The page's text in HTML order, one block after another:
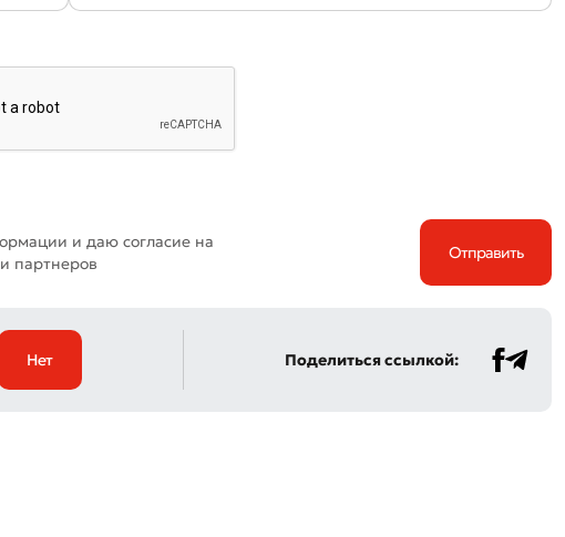
и даю согласие на
партнеров
Отправить
Нет Поделиться ссылкой: